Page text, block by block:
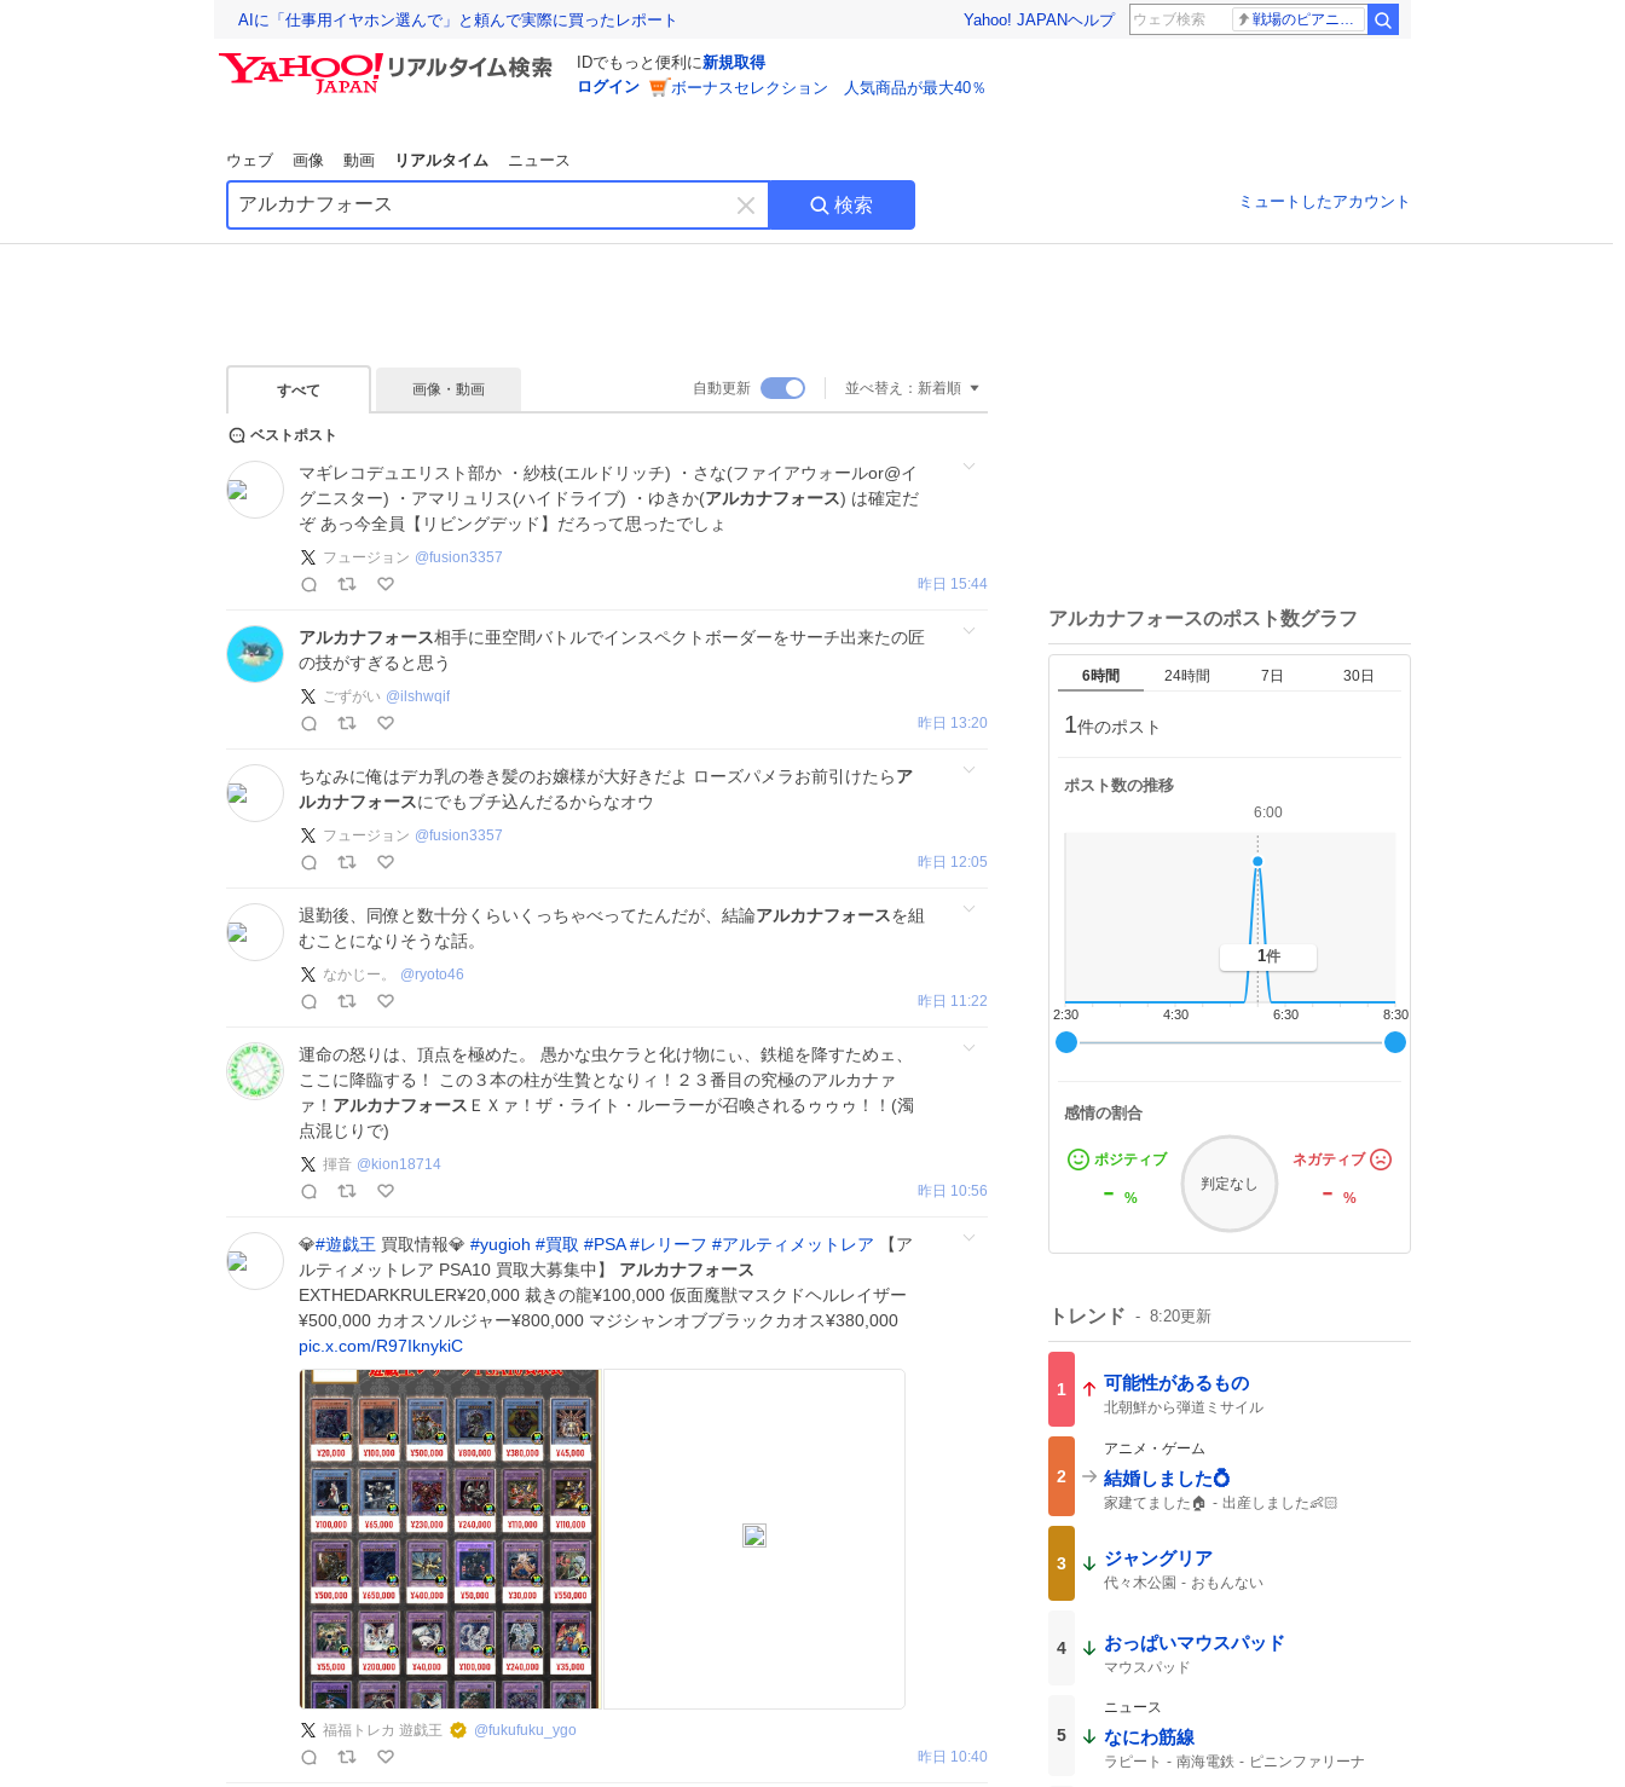
AIに「仕事用イヤホン選んで」と頼んで実際に買ったレポート Yahoo! JAPANヘルプ 戦場のピアニスト
IDでもっと便利に新規取得
ログイン
ボーナスセレクション 人気商品が最大40％
ウェブ 画像 動画 リアルタイム ニュース
キ
ー
す
検索 ミュートしたアカウント
すべて 画像・動画 自動更新 並べ替え： 新着順
ベストポスト
マギレコデュエリスト部か ・紗枝(エルドリッチ) ・さな(ファイアウォールor@イ
グニスター) ・アマリュリス(ハイドライブ) ・ゆきか(アルカナフォース) は確定だ
ぞ あっ今全員【リビングデッド】だろって思ったでしょ
フュージョン @fusion3357
昨日 15:44
アルカナフォース相手に亜空間バトルでインスペクトボーダーをサーチ出来たの匠
の技がすぎると思う
ごずがい @ilshwqif
昨日 13:20
ちなみに俺はデカ乳の巻き髪のお嬢様が大好きだよ ローズパメラお前引けたらア
ルカナフォースにでもブチ込んだるからなオウ
フュージョン @fusion3357
昨日 12:05
退勤後、同僚と数十分くらいくっちゃべってたんだが、結論アルカナフォースを組
むことになりそうな話。
なかじー。 @ryoto46
昨日 11:22
運命の怒りは、頂点を極めた。 愚かな虫ケラと化け物にぃ、鉄槌を降すためェ、
ここに降臨する！ この３本の柱が生贄となりィ！２３番目の究極のアルカナァ
ァ！ アルカナフォース ＥＸァ！ザ・ライト・ルーラーが召喚されるゥゥゥ！！(濁
点混じりで)
揮音 @ kion18714
昨日 10:56
💎#遊戯王 買取情報💎 #yugioh #買取 #PSA #レリーフ #アルティメットレア 【ア
ルティメットレア PSA10 買取大募集中】 アルカナフォース
EXTHEDARKRULER¥20,000 裁きの龍¥100,000 仮面魔獣マスクドヘルレイザー
¥500,000 カオスソルジャー¥800,000 マジシャンオブブラックカオス¥380,000
pic.x.com/R97IknykiC
福福トレカ 遊戯王 @fukufuku_ygo
昨日 10:40
アルカナフォースのポスト数グラフ
6時間 24時間 7日 30日
1件のポスト
ポスト数の推移
8:30
6:30
4:30
2:30
6:00
1件
感情の割合
ポジティブ
- %
判定なし
ネガティブ
-%
トレンド 8:20更新
1 可能性があるもの
北朝鮮から弾道ミサイル
2
アニメ・ゲーム
結婚しました💍
家建てました🏠
出産しました👶🏻
3 ジャングリア
代々木公園 おもんない
4 おっぱいマウスパッド
マウスパッド
5
ニュース
なにわ筋線
ラピート 南海電鉄 ピニンファリーナ